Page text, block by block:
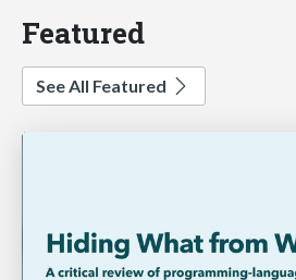
Featured
See All Featured